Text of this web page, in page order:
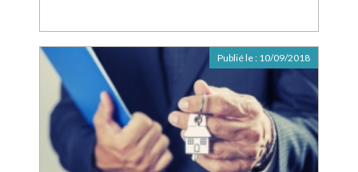
Publié le : 10/09/2018